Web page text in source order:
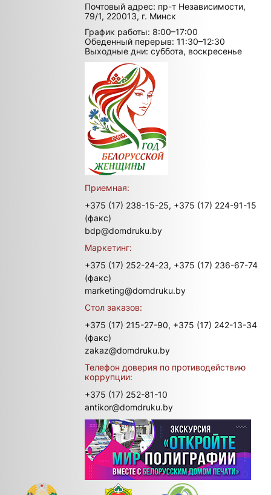
Почтовый адрес: пр-т Независимости,
79/1, 220013, г. Минск
График работы: 8:00–17:00
Обеденный перерыв: 11:30–12:30
Выходные дни: суббота, воскресенье
Приемная:
+375 (17) 238-15-25, +375 (17) 224-91-15
(факс)
bdp@domdruku.by
Маркетинг:
+375 (17) 252-24-23, +375 (17) 236-67-74
(факс)
marketing@domdruku.by
Стол заказов:
+375 (17) 215-27-90, +375 (17) 242-13-34
(факс)
zakaz@domdruku.by
Телефон доверия по противодействию
коррупции:
+375 (17) 252-81-10
antikor@domdruku.by